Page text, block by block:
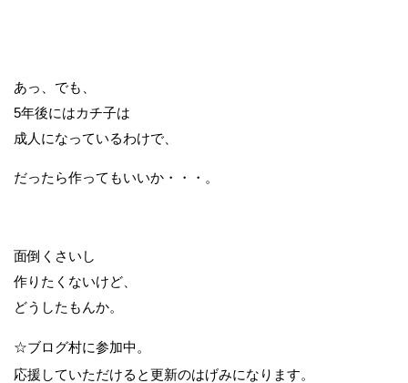
あっ、でも、
5年後にはカチ子は
成人になっているわけで、
だったら作ってもいいか・・・。
面倒くさいし
作りたくないけど、
どうしたもんか。
☆ブログ村に参加中。
応援していただけると更新のはげみになります。